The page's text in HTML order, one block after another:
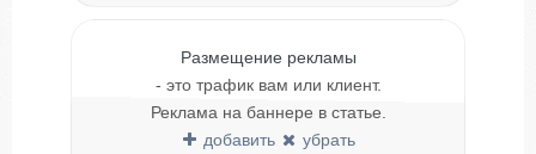
Размещение рекламы
- это трафик вам или клиент.
Реклама на баннере в статье.
добавить
убрать